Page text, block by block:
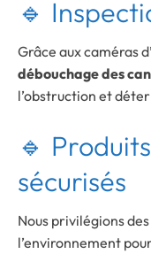
🔹
Grâce aux caméras
débouchage des
l’obstruction et
🔹
sécurisés
Nous privilégions
l’environnement